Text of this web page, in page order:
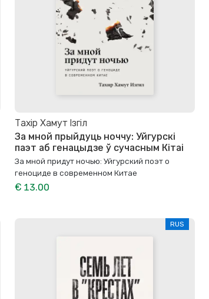
Тахір Хамут Ізгіл
За мной прыйдуць ноччу: Уйгурскі
паэт аб генацыдзе ў сучасным Кітаі
За мной придут ночью: Уйгурский поэт о
геноциде в современном Китае
€ 13.00
RUS